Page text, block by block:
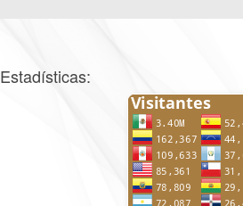
Estadísticas: